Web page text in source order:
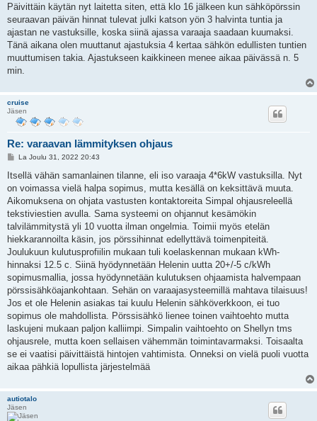
Päivittäin käytän nyt laitetta siten, että klo 16 jälkeen kun sähköpörssin
seuraavan päivän hinnat tulevat julki katson yön 3 halvinta tuntia ja
ajastan ne vastuksille, koska siinä ajassa varaaja saadaan kuumaksi.
Tänä aikana olen muuttanut ajastuksia 4 kertaa sähkön edullisten tuntien
muuttumisen takia. Ajastukseen kaikkineen menee aikaa päivässä n. 5
min.
cruise
Jäsen
Re: varaavan lämmityksen ohjaus
V
e
t
i
La Joulu 31, 2022 20:43
Itsellä vähän samanlainen tilanne, eli iso varaaja 4*6kW vastuksilla. Nyt
on voimassa vielä halpa sopimus, mutta kesällä on keksittävä muuta.
Aikomuksena on ohjata vastusten kontaktoreita Simpal ohjausreleellä
tekstiviestien avulla. Sama systeemi on ohjannut kesämökin
talvilämmitystä yli 10 vuotta ilman ongelmia. Toimii myös etelän
hiekkarannoilta käsin, jos pörssihinnat edellyttävä toimenpiteitä.
Joulukuun kulutusprofiilin mukaan tuli koelaskennan mukaan kWh-
hinnaksi 12.5 c. Siinä hyödynnetään Helenin uutta 20+/-5 c/kWh
sopimusmallia, jossa hyödynnetään kulutuksen ohjaamista halvempaan
pörssisähköajankohtaan. Sehän on varaajasysteemillä mahtava tilaisuus!
Jos et ole Helenin asiakas tai kuulu Helenin sähköverkkoon, ei tuo
sopimus ole mahdollista. Pörssisähkö lienee toinen vaihtoehto mutta
laskujeni mukaan paljon kalliimpi. Simpalin vaihtoehto on Shellyn tms
ohjausrele, mutta koen sellaisen vähemmän toimintavarmaksi. Toisaalta
se ei vaatisi päivittäistä hintojen vahtimista. Onneksi on vielä puoli vuotta
aikaa pähkiä lopullista järjestelmää
autiotalo
Jäsen